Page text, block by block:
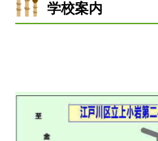
学校案内